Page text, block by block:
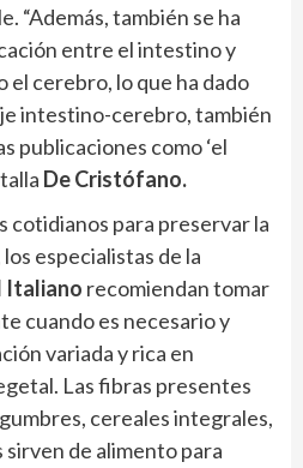
“Además, también se ha
entre el intestino y
el cerebro, lo que ha dado
intestino-cerebro, también
publicaciones como ‘el
De Cristófano.
cotidianos para preservar la
especialistas de la
Italiano recomiendan tomar
cuando es necesario y
variada y rica en
Las fibras presentes
cereales integrales,
de alimento para